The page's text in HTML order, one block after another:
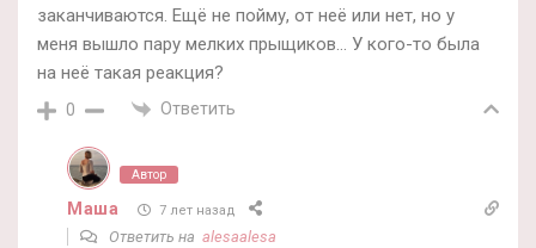
заканчиваются. Ещё не пойму, от неё или нет, но у
меня вышло пару мелких прыщиков… У кого-то была
на неё такая реакция?
0 Ответить
Автор
Маша 7 лет назад
Ответить на alesaalesa